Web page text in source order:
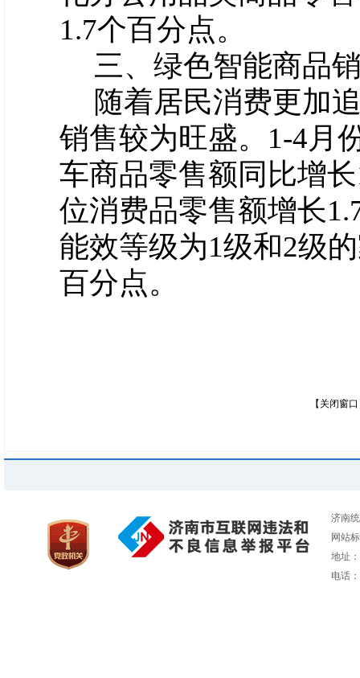
1.7个百分点。
三、绿色智能商品
随着居民消费更加
销售较为旺盛。 1-4月
车商品零售额同比增
位消费品零售额增长
能效等级为1级和2级
百分点。
【关闭窗
济南
网站
地址
电话